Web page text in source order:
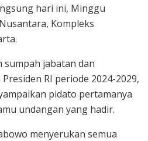
hari ini, Minggu
Kompleks
sumpah jabatan dan
RI periode 2024-2029,
pidato pertamanya
undangan yang hadir.
menyerukan semua